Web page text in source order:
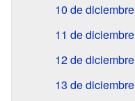
10 de diciembre
11 de diciembre
12 de diciembre
13 de diciembre